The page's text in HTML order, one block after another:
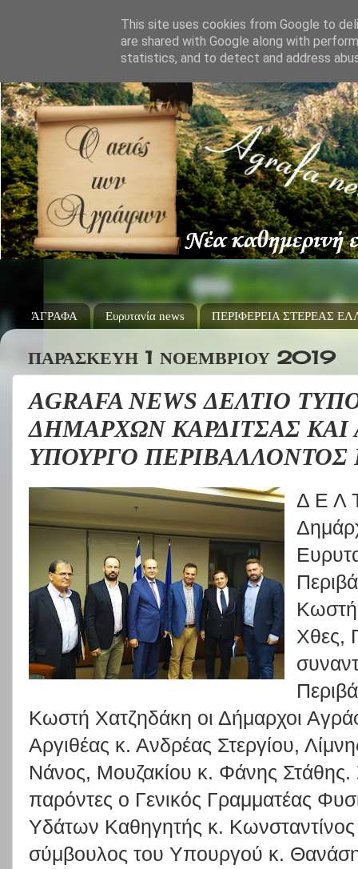
ΆΓΡΑΦΑ Ευρυτανία news ΠΕΡΙΦΕΡΕΙΑ ΣΤΕΡΕΑΣ
ΠΑΡΑΣΚΕΥΉ 1 ΝΟΕΜΒΡΊΟΥ 2019
AGRAFA NEWS ΔΕΛΤΙΟ
ΔΗΜΑΡΧΩΝ ΚΑΡΔΙΤΣΑΣ
ΥΠΟΥΡΓΟ ΠΕΡΙΒΑΛΛΟΝΤΟΣ
Δ Ε Λ
Κωστή
Χθες,
Κωστή Χατζηδάκη οι Δήμαρχοι
Αργιθέας κ. Ανδρέας Στεργίου,
Νάνος, Μουζακίου κ. Φάνης Στάθης.
παρόντες ο Γενικός Γραμματέας
Υδάτων Καθηγητής κ.
σύμβουλος του Υπουργού κ.
This site uses cookies from Google to
are shared with Google along with
statistics, and to detect and address